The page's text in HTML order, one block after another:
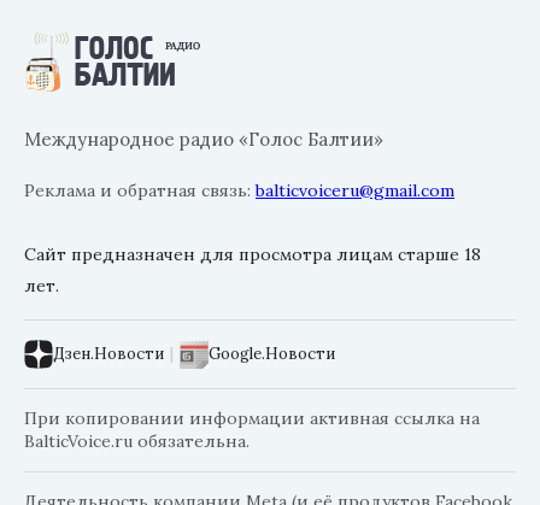
Международное радио «Голос Балтии»
Реклама и обратная связь:balticvoiceru@gmail.com
Сайт предназначен для просмотра лицам старше 18
лет.
Дзен.Новости | Google.Новости
При копировании информации активная ссылка на
BalticVoice.ru обязательна.